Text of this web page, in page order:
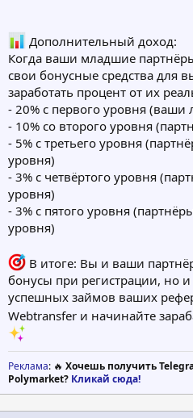
Дополнительный доход:
Когда ваши младшие
свои бонусные средства для
заработать процент от их
- 20% с первого уровня
- 10% со второго уровня
- 5% с третьего уровня
уровня)
- 3% с четвёртого уровня
уровня)
- 3% с пятого уровня
уровня)
В итоге: Вы и ваши
бонусы при регистрации, но
успешных займов ваших
Webtransfer и начинайте
Реклама: 🔥 Хочешь получить
Polymarket? Кликай сюда!